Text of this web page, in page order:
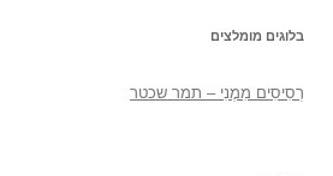
בלוגים מומלצים
רְסִיסִים מִמֶנִי – תמר שכטר